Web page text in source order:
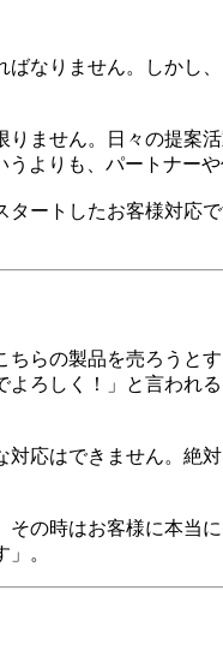
なりません。しかし
ません。日々の提案
よりも、パートナー
ートしたお客様対応
らの製品を売ろうと
ろしく！」と言われ
応はできません。絶
の時はお客様に本当
。